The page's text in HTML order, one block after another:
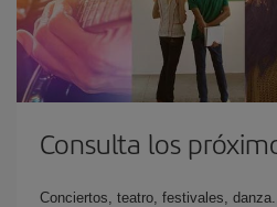
Consulta los
Conciertos, teatro, festivales,